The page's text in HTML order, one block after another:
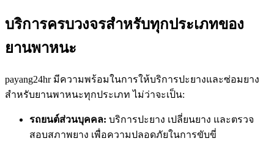
บริการครบวงจรสำหรับทุกประเภทของ
ยานพาหนะ
payang24hr มีความพร้อมในการให้บริการปะยางและซ่อมยาง
สำหรับยานพาหนะทุกประเภท ไม่ว่าจะเป็น:
รถยนต์ส่วนบุคคล: บริการปะยาง เปลี่ยนยาง และตรวจ
สอบสภาพยาง เพื่อความปลอดภัยในการขับขี่